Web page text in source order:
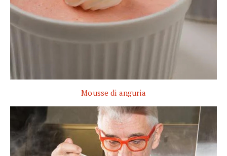
Mousse di anguria